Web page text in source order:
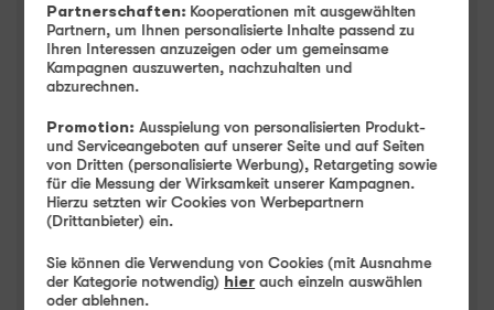
Apple iPhone 17 Pro Max
Highlights
Partnerschaften: Kooperationen mit ausgewählten
Partnern, um Ihnen personalisierte Inhalte passend zu
Ihren Interessen anzuzeigen oder um gemeinsame
Kampagnen auszuwerten, nachzuhalten und
abzurechnen.
Promotion: Ausspielung von personalisierten Produkt-
und Serviceangeboten auf unserer Seite und auf Seiten
von Dritten (personalisierte Werbung), Retargeting sowie
für die Messung der Wirksamkeit unserer Kampagnen.
Hierzu setzten wir Cookies von Werbepartnern
(Drittanbieter) ein.
Sie können die Verwendung von Cookies (mit Ausnahme
der Kategorie notwendig) hier auch einzeln auswählen
oder ablehnen.